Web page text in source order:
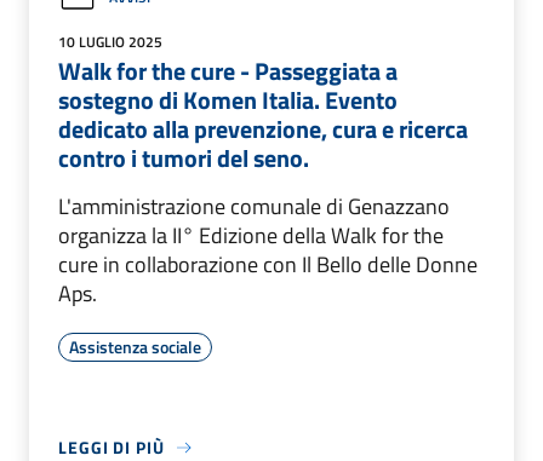
10 LUGLIO 2025
Walk for the cure - Passeggiata a
sostegno di Komen Italia. Evento
dedicato alla prevenzione, cura e ricerca
contro i tumori del seno.
L'amministrazione comunale di Genazzano
organizza la II° Edizione della Walk for the
cure in collaborazione con Il Bello delle Donne
Aps.
Assistenza sociale
LEGGI DI PIÙ